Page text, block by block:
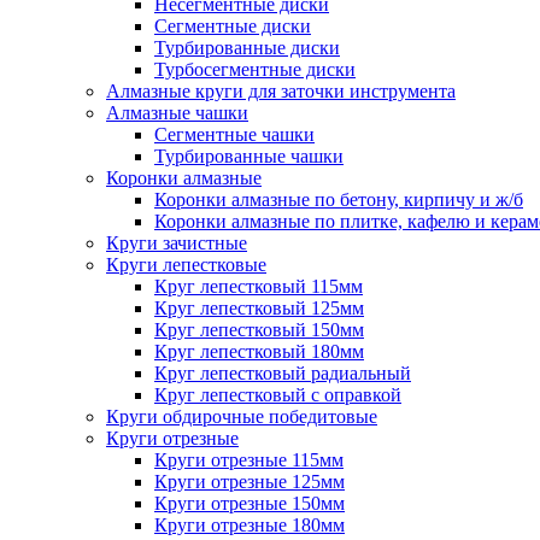
Несегментные диски
Сегментные диски
Турбированные диски
Турбосегментные диски
Алмазные круги для заточки инструмента
Алмазные чашки
Сегментные чашки
Турбированные чашки
Коронки алмазные
Коронки алмазные по бетону, кирпичу и ж/б
Коронки алмазные по плитке, кафелю и
Круги зачистные
Круги лепестковые
Круг лепестковый 115мм
Круг лепестковый 125мм
Круг лепестковый 150мм
Круг лепестковый 180мм
Круг лепестковый радиальный
Круг лепестковый с оправкой
Круги обдирочные победитовые
Круги отрезные
Круги отрезные 115мм
Круги отрезные 125мм
Круги отрезные 150мм
Круги отрезные 180мм